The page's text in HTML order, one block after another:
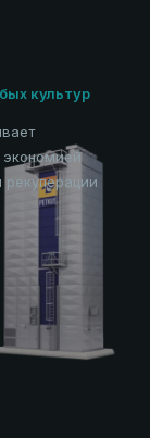
культур
рекуперации